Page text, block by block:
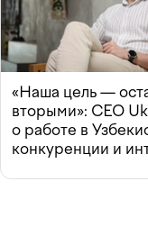
«Наша цель —
вторыми»: CEO
о работе в
конкуренции и